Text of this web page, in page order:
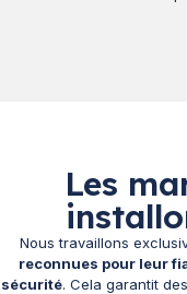
Les
Nous travaillons
reconnues pour leur
sécurité. Cela garantit